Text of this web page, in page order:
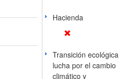
Hacienda
Transición
lucha por el cambio
climático y